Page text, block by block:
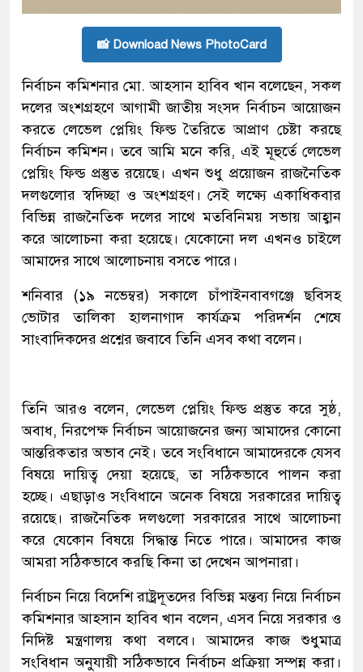
📸 Download News PhotoCard
নির্বাচন কমিশনার মো. আহসান হাবিব খান বলেছেন, সকল
দলের অংশগ্রহণে আগামী জাতীয় সংসদ নির্বাচন আয়োজন
করতে লেভেল প্লেয়িং ফিল্ড তৈরিতে আপ্রাণ চেষ্টা করছে
নির্বাচন কমিশন। তবে আমি মনে করি, এই মূহুর্তে লেভেল
প্লেয়িং ফিল্ড প্রস্তুত রয়েছে। এখন শুধু প্রয়োজন রাজনৈতিক
দলগুলোর স্বদিচ্ছা ও অংশগ্রহণ। সেই লক্ষ্যে একাধিকবার
বিভিন্ন রাজনৈতিক দলের সাথে মতবিনিময় সভায় আহ্বান
করে আলোচনা করা হয়েছে। যেকোনো দল এখনও চাইলে
আমাদের সাথে আলোচনায় বসতে পারে।
শনিবার (১৯ নভেম্বর) সকালে চাঁপাইনবাবগঞ্জে ছবিসহ
ভোটার তালিকা হালনাগাদ কার্যক্রম পরিদর্শন শেষে
সাংবাদিকদের প্রশ্নের জবাবে তিনি এসব কথা বলেন।
তিনি আরও বলেন, লেভেল প্লেয়িং ফিল্ড প্রস্তুত করে সুষ্ঠ,
অবাধ, নিরপেক্ষ নির্বাচন আয়োজনের জন্য আমাদের কোনো
আন্তরিকতার অভাব নেই। তবে সংবিধানে আমাদেরকে যেসব
বিষয়ে দায়িত্ব দেয়া হয়েছে, তা সঠিকভাবে পালন করা
হচ্ছে। এছাড়াও সংবিধানে অনেক বিষয়ে সরকারের দায়িত্ব
রয়েছে। রাজনৈতিক দলগুলো সরকারের সাথে আলোচনা
করে যেকোন বিষয়ে সিদ্ধান্ত নিতে পারে। আমাদের কাজ
আমরা সঠিকভাবে করছি কিনা তা দেখেন আপনারা।
নির্বাচন নিয়ে বিদেশি রাষ্ট্রদূতদের বিভিন্ন মন্তব্য নিয়ে নির্বাচন
কমিশনার আহসান হাবিব খান বলেন, এসব নিয়ে সরকার ও
নিদিষ্ট মন্ত্রণালয় কথা বলবে। আমাদের কাজ শুধুমাত্র
সংবিধান অনুযায়ী সঠিকভাবে নির্বাচন প্রক্রিয়া সম্পন্ন করা।